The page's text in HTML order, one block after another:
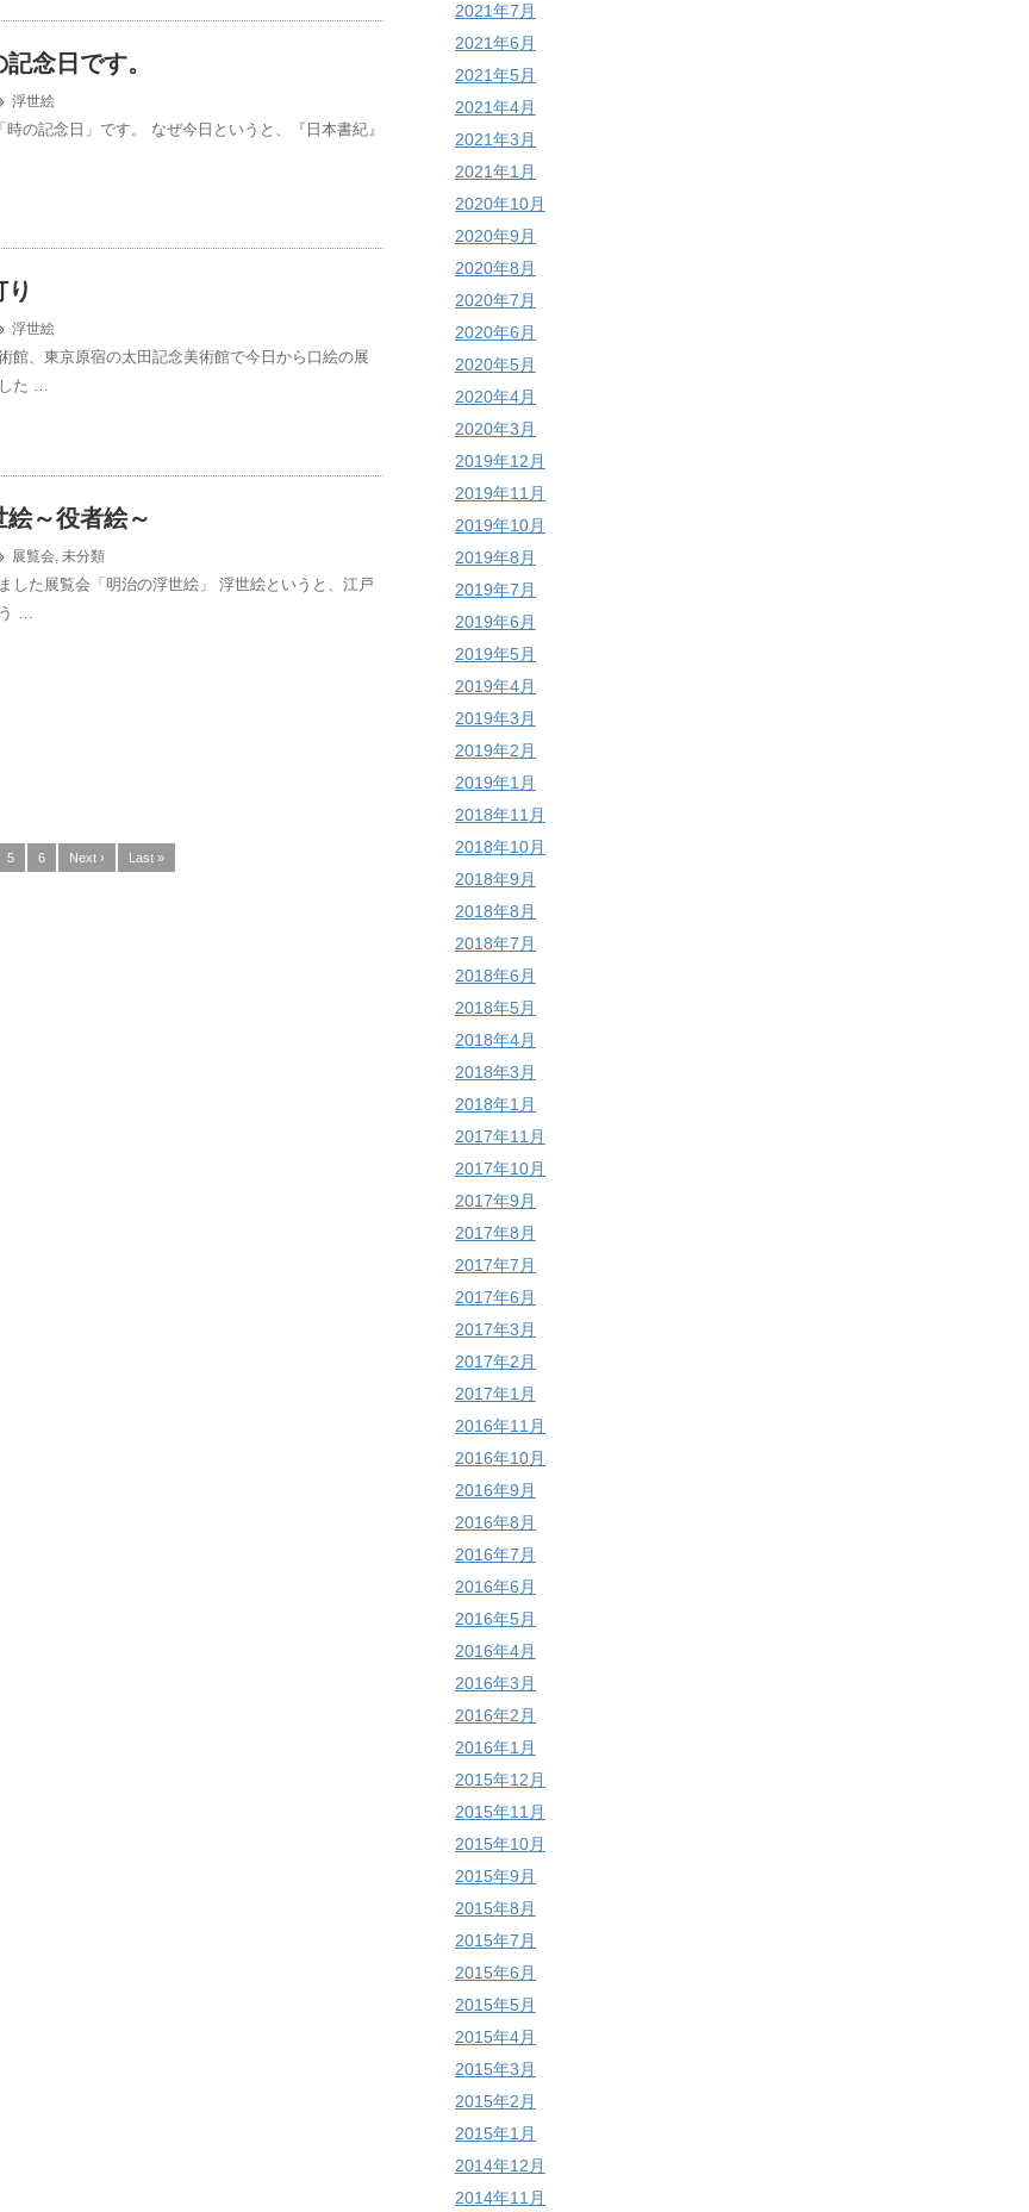
念日です。
浮世絵
時の記念日」です。 なぜ今日というと、『日本書紀』
浮世絵
館、東京原宿の太田記念美術館で今日から口絵の展
た …
絵～役者絵～
展覧会, 未分類
した展覧会「明治の浮世絵」 浮世絵というと、江戸
…
5 6 Next › Last »
2021年7月
2021年6月
2021年5月
2021年4月
2021年3月
2021年1月
2020年10月
2020年9月
2020年8月
2020年7月
2020年6月
2020年5月
2020年4月
2020年3月
2019年12月
2019年11月
2019年10月
2019年8月
2019年7月
2019年6月
2019年5月
2019年4月
2019年3月
2019年2月
2019年1月
2018年11月
2018年10月
2018年9月
2018年8月
2018年7月
2018年6月
2018年5月
2018年4月
2018年3月
2018年1月
2017年11月
2017年10月
2017年9月
2017年8月
2017年7月
2017年6月
2017年3月
2017年2月
2017年1月
2016年11月
2016年10月
2016年9月
2016年8月
2016年7月
2016年6月
2016年5月
2016年4月
2016年3月
2016年2月
2016年1月
2015年12月
2015年11月
2015年10月
2015年9月
2015年8月
2015年7月
2015年6月
2015年5月
2015年4月
2015年3月
2015年2月
2015年1月
2014年12月
2014年11月